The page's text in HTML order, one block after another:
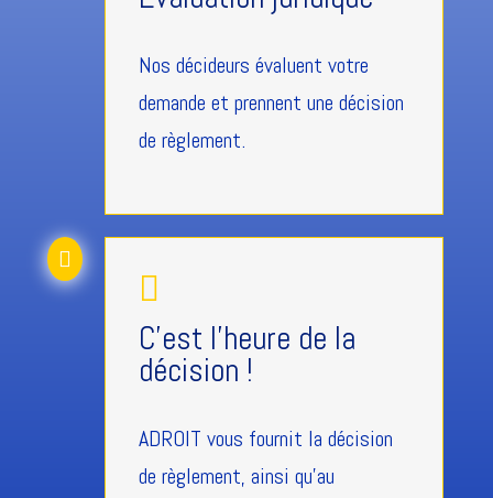
Nos décideurs évaluent votre
demande et prennent une décision
de règlement.

C'est l'heure de la
décision !
ADROIT vous fournit la décision
de règlement, ainsi qu'au
